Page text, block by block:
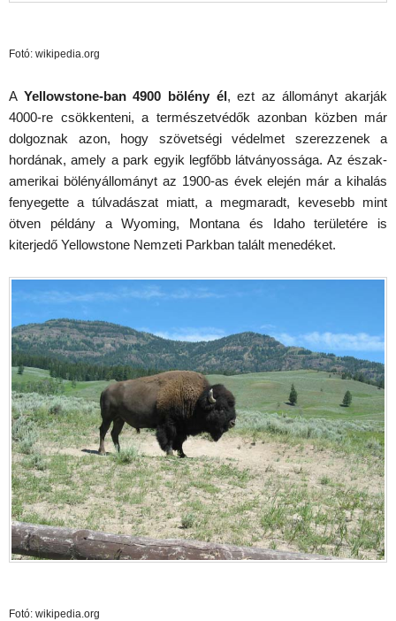
Fotó: wikipedia.org
A Yellowstone-ban 4900 bölény él, ezt az állományt akarják
4000-re csökkenteni, a természetvédők azonban közben már
dolgoznak azon, hogy szövetségi védelmet szerezzenek a
hordának, amely a park egyik legfőbb látványossága. Az észak-
amerikai bölényállományt az 1900-as évek elején már a kihalás
fenyegette a túlvadászat miatt, a megmaradt, kevesebb mint
ötven példány a Wyoming, Montana és Idaho területére is
kiterjedő Yellowstone Nemzeti Parkban talált menedéket.
Fotó: wikipedia.org